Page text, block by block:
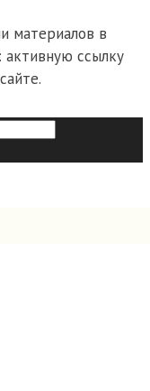
материалов в
ссылку